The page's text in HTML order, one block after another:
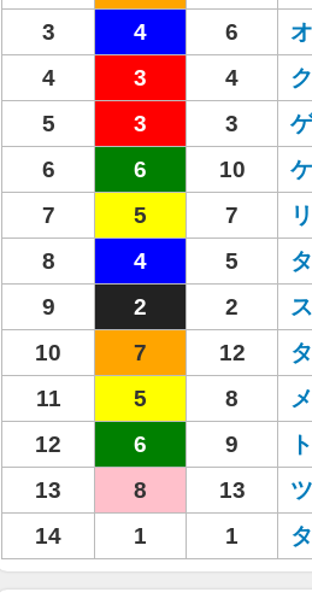
3
4 6
4
3 4
5
3 3
6
6 10
7
5 7
8
4 5
9
2 2
10
7 12
11
5 8
12
6 9
13
8 13
14
1 1